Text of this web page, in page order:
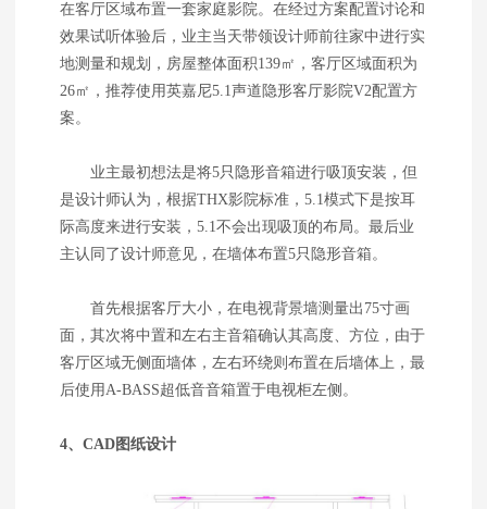
在客厅区域布置一套家庭影院。在经过方案配置讨论和
效果试听体验后，业主当天带领设计师前往家中进行实
地测量和规划，房屋整体面积139㎡，客厅区域面积为
26㎡，推荐使用英嘉尼5.1声道隐形客厅影院V2配置方
案。
业主最初想法是将5只隐形音箱进行吸顶安装，但
是设计师认为，根据THX影院标准，5.1模式下是按耳
际高度来进行安装，5.1不会出现吸顶的布局。最后业
主认同了设计师意见，在墙体布置5只隐形音箱。
首先根据客厅大小，在电视背景墙测量出75寸画
面，其次将中置和左右主音箱确认其高度、方位，由于
客厅区域无侧面墙体，左右环绕则布置在后墙体上，最
后使用A-BASS超低音音箱置于电视柜左侧。
4、CAD图纸设计